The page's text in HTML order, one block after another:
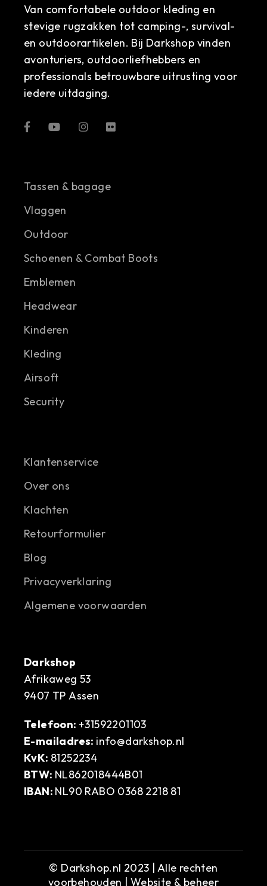
Van comfortabele outdoor kleding en
stevige rugzakken tot camping-, survival-
en outdoorartikelen. Bij Darkshop vinden
avonturiers, outdoorliefhebbers en
professionals betrouwbare uitrusting voor
iedere uitdaging.
Tassen & bagage
Vlaggen
Outdoor
Schoenen & Combat Boots
Emblemen
Headwear
Kinderen
Kleding
Airsoft
Security
Klantenservice
Over ons
Klachten
Retourformulier
Blog
Privacyverklaring
Algemene voorwaarden
Darkshop
Afrikaweg 53
9407 TP Assen
Telefoon: +31592201103
E-mailadres: info@darkshop.nl
KvK: 81252234
BTW: NL862018444B01
IBAN: NL90 RABO 0368 2218 81
© Darkshop.nl 2023 | Alle rechten
voorbehouden | Website & beheer